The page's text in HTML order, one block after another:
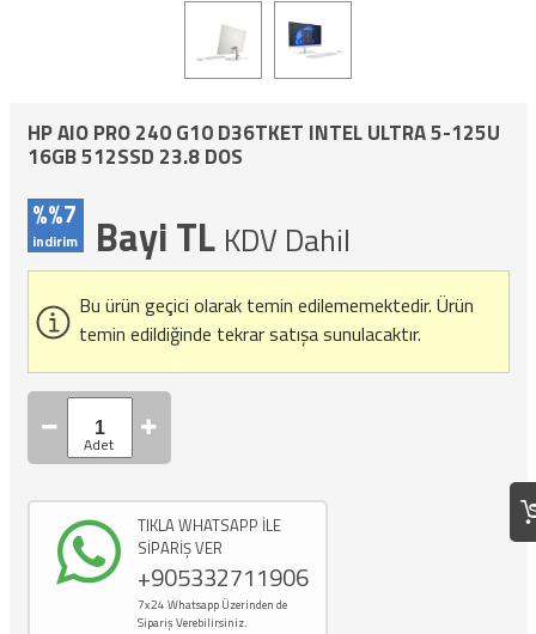
HP AIO PRO 240 G10 D36TKET INTEL ULTRA 5-125U
16GB 512SSD 23.8 DOS
%%7
indirim Bayi TL KDV Dahil
Bu ürün geçici olarak temin edilememektedir. Ürün
temin edildiğinde tekrar satışa sunulacaktır.
TIKLA WHATSAPP İLE
SİPARİŞ VER
+905332711906
7x24 Whatsapp Üzerinden de
Sipariş Verebilirsiniz.